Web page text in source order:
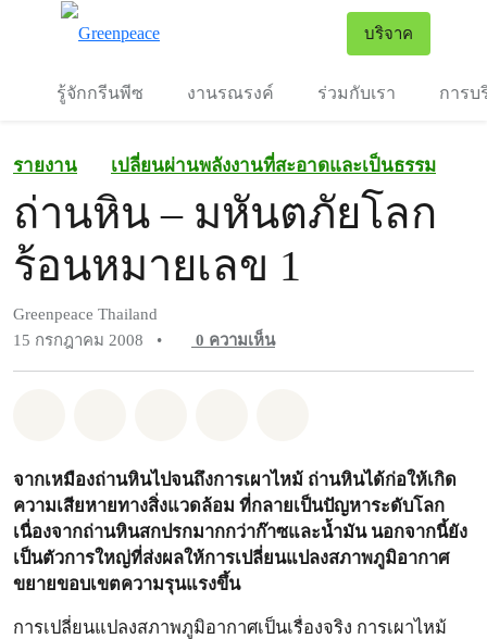
บริจาค
รู้จักกรีนพีซ งานรณรงค์ ร่วมกับเรา การบ
รายงาน เปลี่ยนผ่านพลังงานที่สะอาดและเป็นธรรม
ถ่านหิน – มหันตภัยโลก
ร้อนหมายเลข 1
Greenpeace Thailand
15 กรกฎาคม 2008
• 0 ความเห็น
จากเหมืองถ่านหินไปจนถึงการเผาไหม้ ถ่านหินได้ก่อให้เกิด
ความเสียหายทางสิ่งแวดล้อม ที่กลายเป็นปัญหาระดับโลก
เนื่องจากถ่านหินสกปรกมากกว่าก๊าซและน้ำมัน นอกจากนี้ยัง
เป็นตัวการใหญ่ที่ส่งผลให้การเปลี่ยนแปลงสภาพภูมิอากาศ
ขยายขอบเขตความรุนแรงขึ้น
การเปลี่ยนแปลงสภาพภูมิอากาศเป็นเรื่องจริง การเผาไหม้